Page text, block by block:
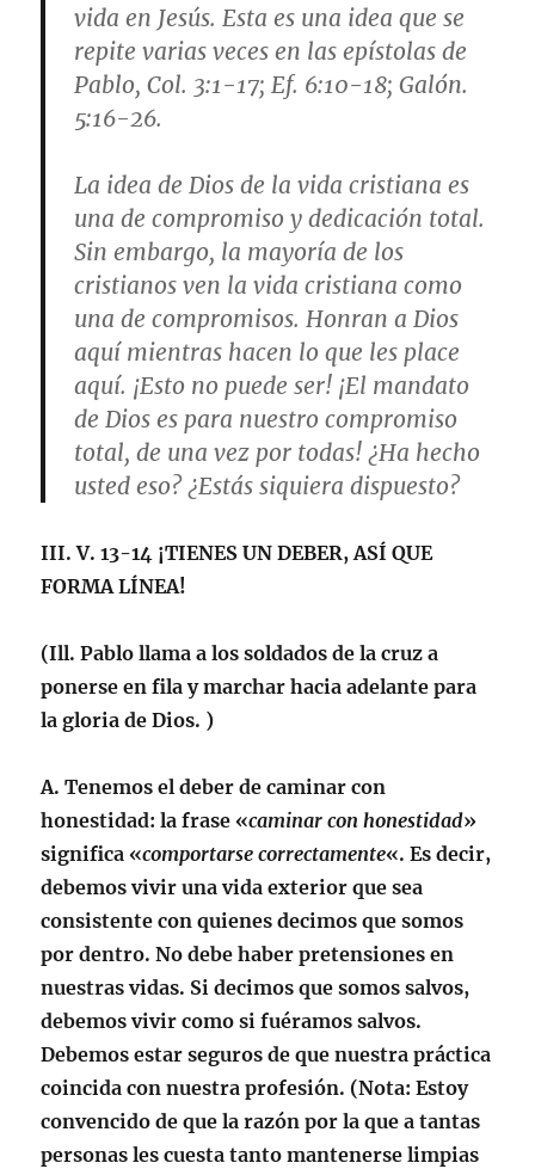
vida en Jesús. Esta es una idea que se
repite varias veces en las epístolas de
Pablo,Col. 3:1-17; Ef. 6:10-18; Galón.
5:16-26.
La idea de Dios de la vida cristiana es
una de compromiso y dedicación total.
Sin embargo, la mayoría de los
cristianos ven la vida cristiana como
una de compromisos. Honran a Dios
aquí mientras hacen lo que les place
aquí. ¡Esto no puede ser! ¡El mandato
de Dios es para nuestro compromiso
total, de una vez por todas! ¿Ha hecho
usted eso? ¿Estás siquiera dispuesto?
III. V. 13-14 ¡TIENES UN DEBER, ASÍ QUE
FORMA LÍNEA!
(Ill. Pablo llama a los soldados de la cruz a
ponerse en fila y marchar hacia adelante para
la gloria de Dios. )
A.Tenemos el deber de caminar con
honestidad: la frase «caminar con honestidad»
significa «comportarse correctamente«. Es decir,
debemos vivir una vida exterior que sea
consistente con quienes decimos que somos
por dentro. No debe haber pretensiones en
nuestras vidas. Si decimos que somos salvos,
debemos vivir como si fuéramos salvos.
Debemos estar seguros de que nuestra práctica
coincida con nuestra profesión. (Nota: Estoy
convencido de que la razón por la que a tantas
personas les cuesta tanto mantenerse limpias